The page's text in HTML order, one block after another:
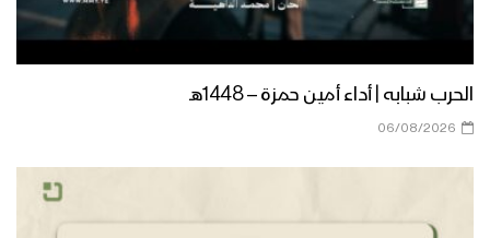
الحرب شبابه | أداء أمين حمزة – 1448هـ
06/08/2026